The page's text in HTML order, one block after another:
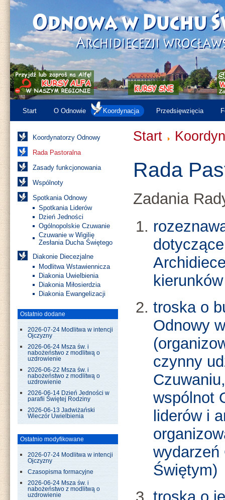
Start O Odnowie Koordynacja Przedsięwzięcia
Koordynatorzy Odnowy
Rada Pastoralna
Zasady funkcjonowania
Wspólnoty
Spotkania Odnowy
Spotkania Liderów
Dzień Jedności
Ogólnopolskie Czuwanie
Czuwanie w Wigilię
Zesłania Ducha Świętego
Diakonie Diecezjalne
Modlitwa Wstawiennicza
Diakonia Uwielbienia
Diakonia Miłosierdzia
Diakonia Ewangelizacji
Ostatnio dodane
2026-07-24 Modlitwa w intencji
Ojczyzny
2026-06-24 Msza św. i
nabożeństwo z modlitwą o
uzdrowienie
2026-06-22 Msza św. i
nabożeństwo z modlitwą o
uzdrowienie
2026-06-14 Dzień Jedności w
parafii Świętej Rodziny
2026-06-13 Jadwiżański
Wieczór Uwielbienia
Ostatnio modyfikowane
2026-07-24 Modlitwa w intencji
Ojczyzny
Czasopisma formacyjne
2026-06-24 Msza św. i
nabożeństwo z modlitwą o
uzdrowienie
Start
Rada
Zadania
troska o
Odnowy
czynny
wspólnot
liderów i
wydarzeń
Świętym)